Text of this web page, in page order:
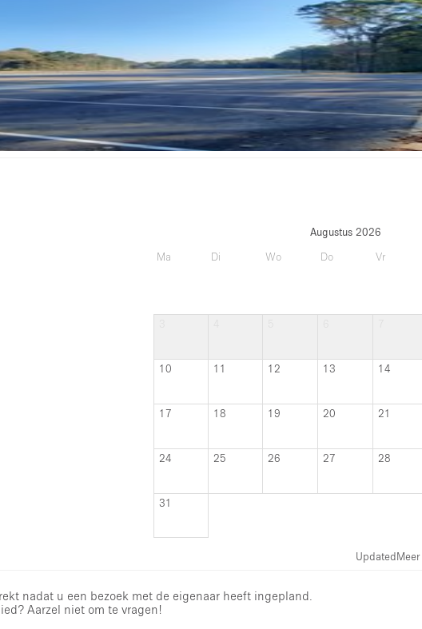
Augustus 2026
Ma
Di Wo Do Vr
10 11 12 13 14
17 18 19 20 21
24 25 26 27 28
31
Updated
nadat u een bezoek met de eigenaar heeft ingepland.
Aarzel niet om te vragen!